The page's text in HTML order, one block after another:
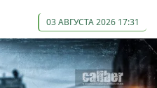
03 АВГУСТА 2026 17:31